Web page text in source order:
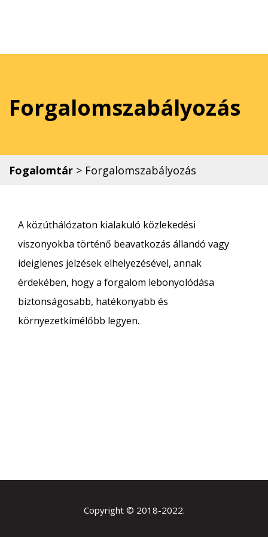
Forgalomszabályozás
Fogalomtár > Forgalomszabályozás
A közúthálózaton kialakuló közlekedési
viszonyokba történő beavatkozás állandó vagy
ideiglenes jelzések elhelyezésével, annak
érdekében, hogy a forgalom lebonyolódása
biztonságosabb, hatékonyabb és
környezetkímélőbb legyen.
Copyright © 2018-2022.